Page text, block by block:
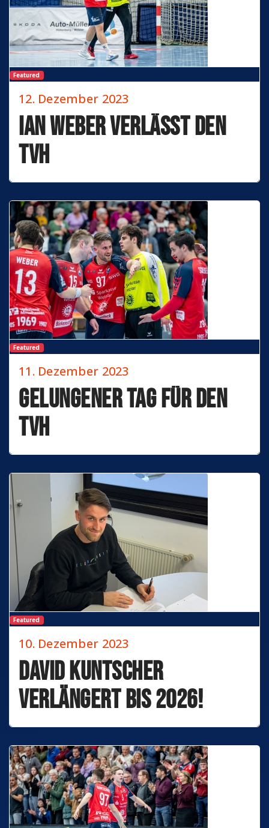
Featured
Ian Weber verlässt den
TVH
12. Dezember 2023
Featured
Gelungener Tag für den
TVH
11. Dezember 2023
Featured
David Kuntscher
verlängert bis 2026!
10. Dezember 2023